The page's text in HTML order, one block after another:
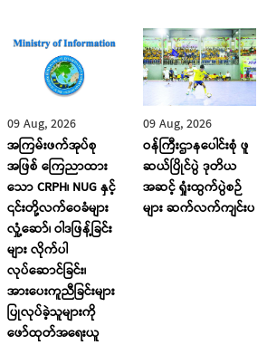
09 Aug, 2026
အကြမ်းဖက်အုပ်စု
အဖြစ် ကြေညာထား
သော CRPH၊ NUG နှင့်
၎င်းတို့လက်ဝေခံများ
လှုံ့ဆော်၊ ဝါဒဖြန့်ခြင်း
များ လိုက်ပါ
လုပ်ဆောင်ခြင်း၊
အားပေးကူညီခြင်းများ
ပြုလုပ်ခဲ့သူများကို
ဖော်ထုတ်အရေးယူ
09 Aug, 2026
ဝန်ကြီးဌာနပေါင်းစုံ ဖူ
ဆယ်ပြိုင်ပွဲ ဒုတိယ
အဆင့် ရှုံးထွက်ပွဲစဉ်
များ ဆက်လက်ကျင်းပ